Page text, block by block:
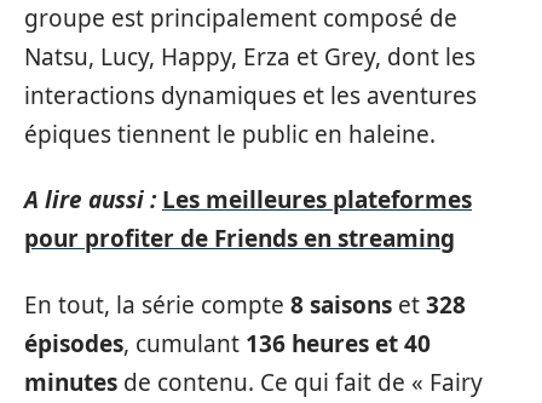
groupe est principalement composé de
Natsu, Lucy, Happy, Erza et Grey, dont les
interactions dynamiques et les aventures
épiques tiennent le public en haleine.
A lire aussi : Les meilleures plateformes
pour profiter de Friends en streaming
En tout, la série compte 8 saisons et328
épisodes, cumulant 136 heures et 40
minutes de contenu. Ce qui fait de « Fairy